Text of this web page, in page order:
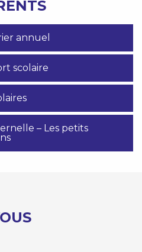
annuel
scolaire
– Les petits